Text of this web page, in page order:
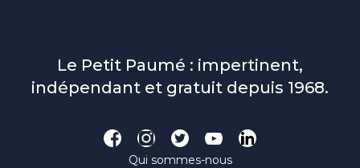
Le Petit Paumé : impertinent,
indépendant et gratuit depuis 1968.
Qui sommes-nous